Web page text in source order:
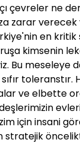
çevreler ne
zarar verecek
en
kimsenin
Bu meseleye
toleranstır.
ve elbette
için insani
stratejik